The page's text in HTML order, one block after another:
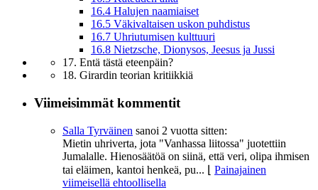
16.4 Halujen naamiaiset
16.5 Väkivaltaisen uskon puhdistus
16.7 Uhriutumisen kulttuuri
16.8 Nietzsche, Dionysos, Jeesus ja Jussi
17. Entä tästä eteenpäin?
18. Girardin teorian kritiikkiä
Viimeisimmät kommentit
Salla Tyrväinen sanoi 2 vuotta sitten:
Mietin uhriverta, jota "Vanhassa liitossa" juotettiin
Jumalalle. Hienosäätöä on siinä, että veri, olipa ihmisen
tai eläimen, kantoi henkeä, pu...
Painajainen
viimeisellä ehtoollisella